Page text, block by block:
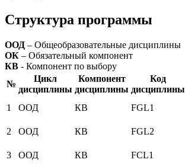
Структура программы
ООД – Общеобразовательные дисциплины
ОК – Обязательный компонент
КВ - Компонент по выбору
№
Цикл
дисциплины
Компонент
дисциплины
Код
дисциплины
1
ООД КВ FGL1
2
ООД КВ FGL2
3
ООД КВ FCL1